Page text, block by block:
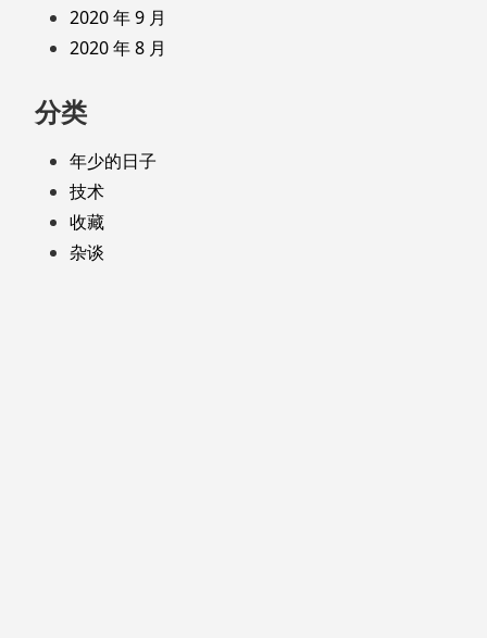
2020 年 9 月
2020 年 8 月
分类
年少的日子
技术
收藏
杂谈